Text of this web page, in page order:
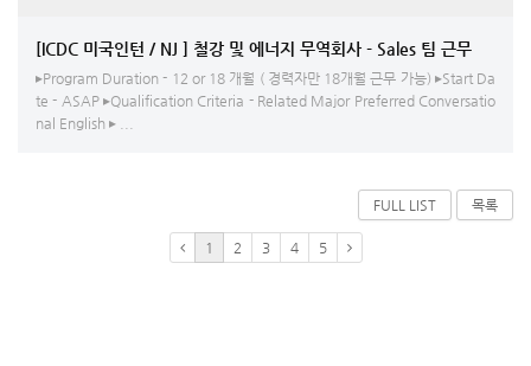
[ICDC 미국인턴 / NJ ] 철강 및 에너지 무역회사 - Sales 팀 근무
▸Program Duration - 12 or 18 개월 ( 경력자만 18개월 근무 가능) ▸Start Da
te - ASAP ▸Qualification Criteria - Related Major Preferred Conversatio
nal English ▸ ...
FULL LIST 목록
1 2 3 4 5